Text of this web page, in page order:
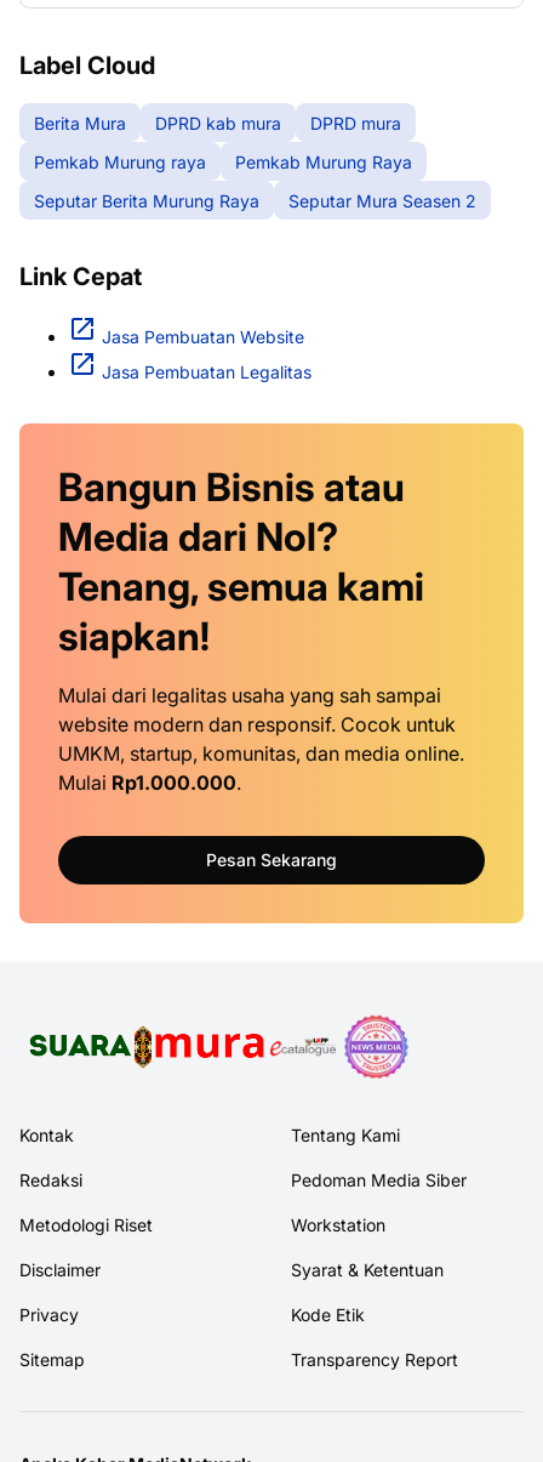
Label Cloud
Berita Mura DPRD kab mura
DPRD mura
Pemkab Murung raya
Pemkab Murung Raya
Seputar Berita Murung Raya
Seputar Mura Seasen 2
Link Cepat
Jasa Pembuatan Website
Jasa Pembuatan Legalitas
Bangun Bisnis atau
Media dari Nol?
Tenang, semua kami
siapkan!
Mulai dari legalitas usaha yang sah sampai
website modern dan responsif. Cocok untuk
UMKM, startup, komunitas, dan media online.
Mulai Rp1.000.000.
Pesan Sekarang
Kontak Tentang Kami
Redaksi Pedoman Media Siber
Metodologi Riset Workstation
Disclaimer Syarat & Ketentuan
Privacy Kode Etik
Sitemap Transparency Report